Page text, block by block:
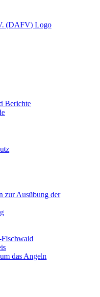
Berichte
zur Ausübung der
das Angeln